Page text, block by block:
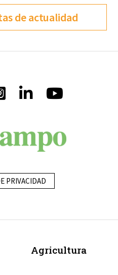
de actualidad
PRIVACIDAD
Agricultura